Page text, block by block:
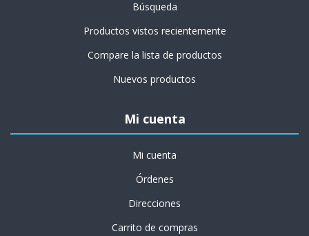
Búsqueda
Productos vistos recientemente
Compare la lista de productos
Nuevos productos
Mi cuenta
Mi cuenta
Órdenes
Direcciones
Carrito de compras